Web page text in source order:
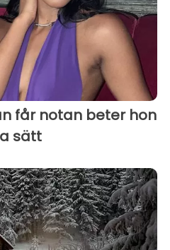
får notan beter hon
sätt